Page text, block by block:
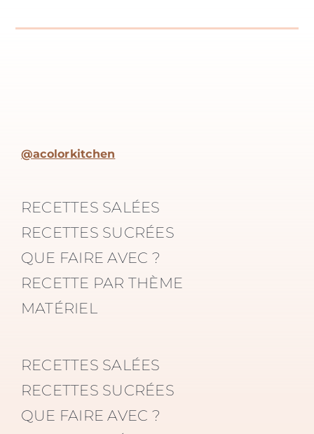
@acolorkitchen
RECETTES SALÉES
RECETTES SUCRÉES
QUE FAIRE AVEC ?
RECETTE PAR THÈME
MATÉRIEL
RECETTES SALÉES
RECETTES SUCRÉES
QUE FAIRE AVEC ?